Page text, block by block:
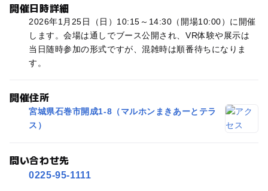
開催日時詳細
2026年1月25日（日）10:15～14:30（開場10:00）に開催
します。会場は通しでブース公開され、VR体験や展示は
当日随時参加の形式ですが、混雑時は順番待ちになりま
す。
開催住所
宮城県石巻市開成1-8（マルホンまきあーとテラ
ス）
問い合わせ先
0225-95-1111